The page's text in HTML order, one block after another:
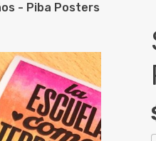
- Piba Posters